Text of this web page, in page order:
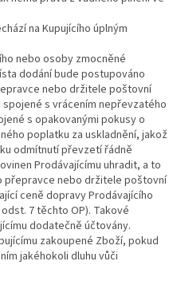
na Kupujícího úplným
nebo osoby zmocněné
dodání bude postupováno
nebo držitele poštovní
s vrácením nepřevzatého
s opakovanými pokusy o
poplatku za uskladnění, jakož
odmítnutí převzetí řádně
Prodávajícímu uhradit, a to
přepravce nebo držitele poštovní
ceně dopravy Prodávajícího
7 těchto OP). Takové
dodatečně účtovány.
zakoupené Zboží, pokud
jakéhokoli dluhu vůči